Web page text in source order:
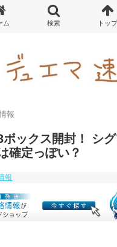
報
ックス開封！ シ
確定っぽい？
報